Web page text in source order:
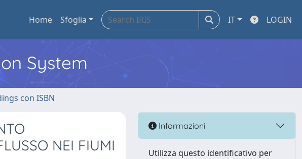
Home Sfoglia IT LOGIN
System
con ISBN
NEI FIUMI
Informazioni
Utilizza questo identificativo per